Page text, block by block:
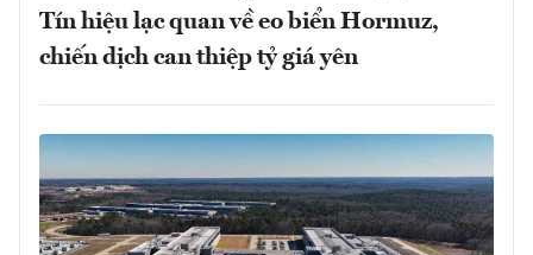
Tín hiệu lạc quan về eo biển Hormuz,
chiến dịch can thiệp tỷ giá yên